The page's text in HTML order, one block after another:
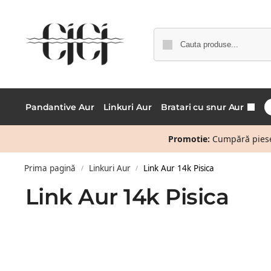
Pandantive Aur Linkuri Aur Bratari cu snur Aur
Promotie: Cumpără
Prima pagină / Linkuri Aur / Link Aur 14k Pisica
Link Aur 14k Pisica